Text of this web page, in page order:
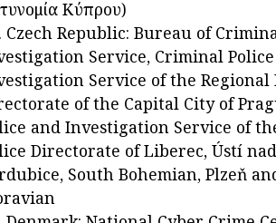
Κύπρου)
Czech Republic: Bureau of
Service, Criminal
Service of the Regional
of the Capital City of
and Investigation Service of
Directorate of Liberec, Ústí
South Bohemian, Plzeň